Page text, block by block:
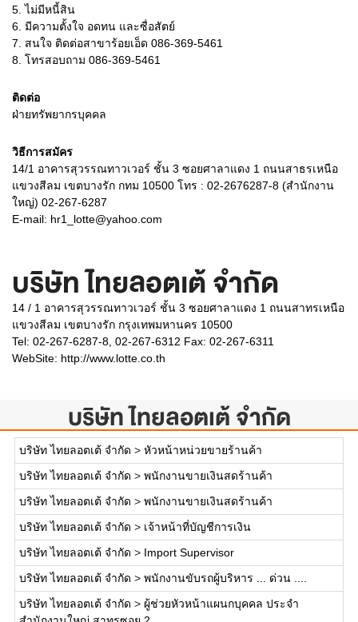
5. ไม่มีหนี้สิน
6. มีความตั้งใจ อดทน และซื่อสัตย์
7.
สนใจ ติดต่อสาขาร้อยเอ็ด 086-369-5461
8. โทรสอบถาม 086-369-5461
ติดต่อ
ฝ่ายทรัพยากรบุคคล
วิธีการสมัคร
14/1 อาคารสุวรรณทาวเวอร์ ชั้น 3 ซอยศาลาแดง 1 ถนนสาธรเหนือ
แขวงสีลม เขตบางรัก กทม 10500 โทร : 02-2676287-8 (สำนักงาน
ใหญ่) 02-267-6287
E-mail: hr1_lotte@yahoo.com
บริษัท ไทยลอตเต้ จำกัด
14 / 1 อาคารสุวรรณทาวเวอร์ ชั้น 3 ซอยศาลาแดง 1 ถนนสาทรเหนือ
แขวงสีลม เขตบางรัก กรุงเทพมหานคร 10500
Tel: 02-267-6287-8, 02-267-6312 Fax: 02-267-6311
WebSite: http://www.lotte.co.th
บริษัท ไทยลอตเต้ จำกัด
บริษัท ไทยลอตเต้ จำกัด > หัวหน้าหน่วยขายร้านค้า
บริษัท ไทยลอตเต้ จำกัด > พนักงานขายเงินสดร้านค้า
บริษัท ไทยลอตเต้ จำกัด > พนักงานขายเงินสดร้านค้า
บริษัท ไทยลอตเต้ จำกัด > เจ้าหน้าที่บัญชีการเงิน
บริษัท ไทยลอตเต้ จำกัด > Import Supervisor
บริษัท ไทยลอตเต้ จำกัด > พนักงานขับรถผู้บริหาร ... ด่วน ....
บริษัท ไทยลอตเต้ จำกัด > ผู้ช่วยหัวหน้าแผนกบุคคล ประจำ